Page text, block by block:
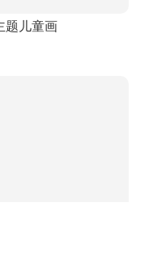
题儿童画